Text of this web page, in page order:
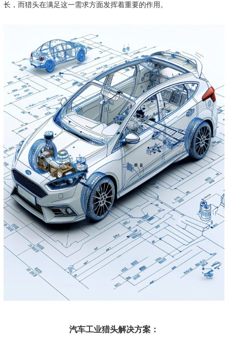
长，而猎头在满足这一需求方面发挥着重要的作用。
汽车工业猎头解决方案：